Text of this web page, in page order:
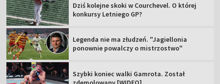
Dziś kolejne skoki w Courchevel. O której
konkursy Letniego GP?
Legenda nie ma złudzeń. "Jagiellonia
ponownie powalczy o mistrzostwo"
Szybki koniec walki Gamrota. Został